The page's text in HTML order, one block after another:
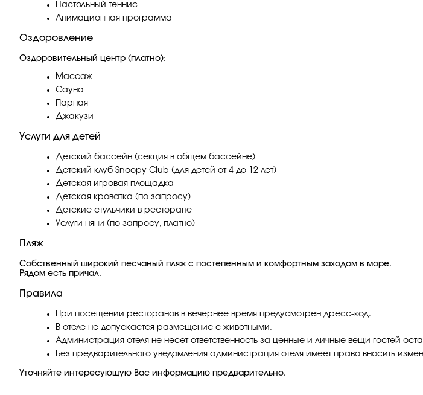
Настольный теннис
Анимационная программа
Оздоровление
Оздоровительный центр (платно):
Массаж
Сауна
Парная
Джакузи
Услуги для детей
Детский бассейн (секция в общем бассейне)
Детский клуб Snoopy Club (для детей от 4 до 12 лет)
Детская игровая площадка
Детская кроватка (по запросу)
Детские стульчики в ресторане
Услуги няни (по запросу, платно)
Пляж
Собственный широкий песчаный пляж с постепенным и комфортным заходом в море.
Рядом есть причал.
Правила
При посещении ресторанов в вечернее время предусмотрен дресс-код.
В отеле не допускается размещение с животными.
Администрация отеля не несет ответственность за ценные и личные вещи гостей
Без предварительного уведомления администрация отеля имеет право вносить
Уточняйте интересующую Вас информацию предварительно.